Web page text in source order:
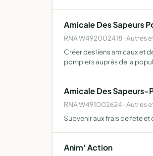
Amicale Des Sapeurs
RNA W492002418 · Autres
Créer des liens amicaux et
pompiers auprès de la
Amicale Des Sapeurs-
RNA W491002624 · Autres
Subvenir aux frais de fete
Anim' Action